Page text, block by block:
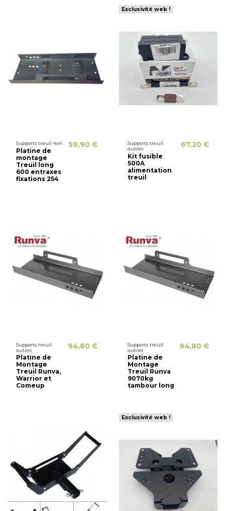
Supports treuil 4x4
Platine de
montage
Treuil long
600 entraxes
fixations 254
59,90 €
Exclusivité web !
Supports treuil
autres
Kit fusible
500A
alimentation
treuil
67,20 €
Supports treuil
autres
Platine de
Montage
Treuil Runva,
Warrior et
Comeup
94,80 €
Supports treuil
autres
Platine de
Montage
Treuil Runva
9070kg
tambour long
94,80 €
Exclusivité web !